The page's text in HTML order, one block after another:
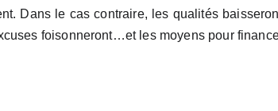
Dans le cas contraire, les qualités
foisonneront…et les moyens pour